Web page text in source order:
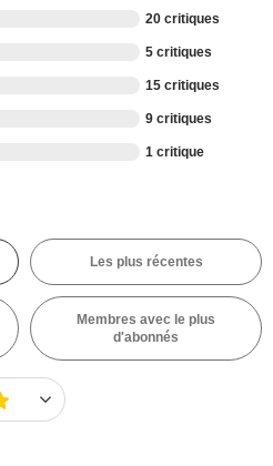
20 critiques
5 critiques
15 critiques
9 critiques
1 critique
Les plus récentes
Membres avec le plus
d'abonnés